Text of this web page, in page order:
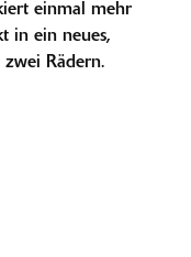
einmal mehr
in ein neues,
Rädern.